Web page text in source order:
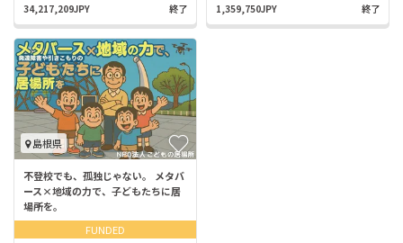
34,217,209JPY 終了 1,359,750JPY 終了
島根県
不登校でも、孤独じゃない。 メタバ
ース×地域の力で、⼦どもたちに居
場所を。
FUNDED